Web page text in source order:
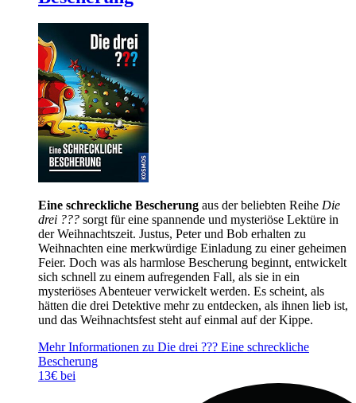
Eine schreckliche Bescherung aus der beliebten Reihe Die
drei ??? sorgt für eine spannende und mysteriöse Lektüre in
der Weihnachtszeit. Justus, Peter und Bob erhalten zu
Weihnachten eine merkwürdige Einladung zu einer geheimen
Feier. Doch was als harmlose Bescherung beginnt, entwickelt
sich schnell zu einem aufregenden Fall, als sie in ein
mysteriöses Abenteuer verwickelt werden. Es scheint, als
hätten die drei Detektive mehr zu entdecken, als ihnen lieb ist,
und das Weihnachtsfest steht auf einmal auf der Kippe.
Mehr Informationen zu Die drei ??? Eine schreckliche
Bescherung
13€ bei